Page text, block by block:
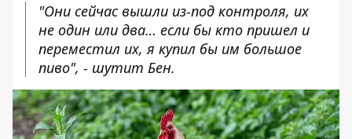
"Они сейчас вышли из-под контроля, их
не один или два… если бы кто пришел и
переместил их, я купил бы им большое
пиво", - шутит Бен.